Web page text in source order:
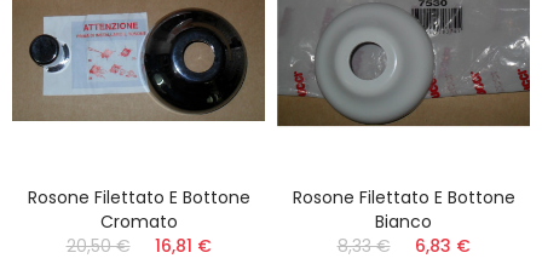
Rosone Filettato E Bottone
Cromato
20,50 €
16,81 €
Rosone Filettato E Bottone
Bianco
8,33 €
6,83 €